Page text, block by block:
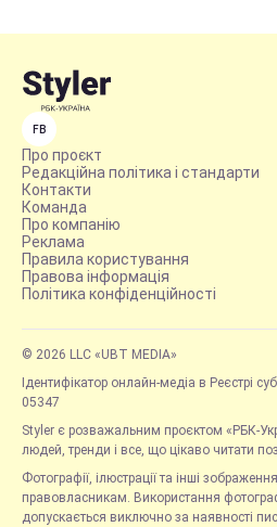
FB
Про проєкт
Редакційна політика і стандарти
Контакти
Команда
Про компанію
Реклама
Правила користування
Правова інформація
Політика конфіденційності
© 2026 LLC «UBT MEDIA»
Ідентифікатор онлайн-медіа в Реєстрі
05347
Styler є розважальним проєктом «РБК-
людей, тренди і все, що цікаво читати
Фотографії, ілюстрації та інші
правовласникам. Використання
допускається виключно за наявності